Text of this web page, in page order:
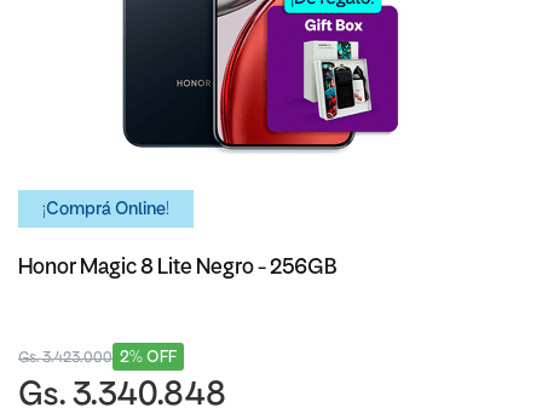
¡Comprá Online!
Honor Magic 8 Lite Negro - 256GB
2% OFF
Gs. 3.423.000
Gs. 3.340.848